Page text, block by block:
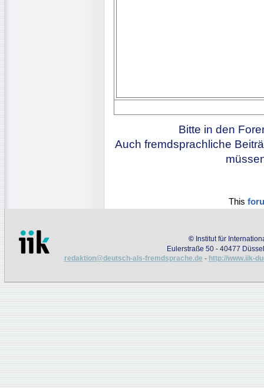
Bitte in den
Auch fremdsprachliche
This
© Institut für
Eulerstraße 50 - 40477
redaktion@deutsch-als-fremdsprache.de - http://www.iik-